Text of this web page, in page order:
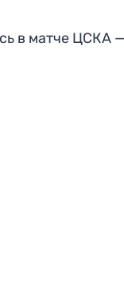
в матче ЦСКА —